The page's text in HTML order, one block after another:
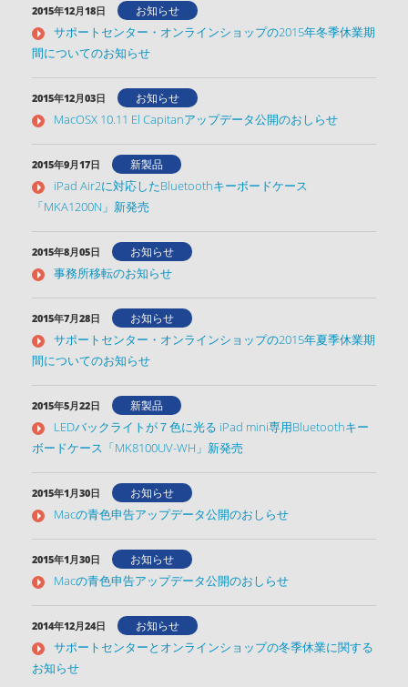
2015年12月18日 お知らせ
サポートセンター・オンラインショップの2015年冬季休業期
間についてのお知らせ
2015年12月03日 お知らせ
MacOSX 10.11 El Capitanアップデータ公開のおしらせ
2015年9月17日 新製品
iPad Air2に対応したBluetoothキーボードケース
「MKA1200N」新発売
2015年8月05日 お知らせ
事務所移転のお知らせ
2015年7月28日 お知らせ
サポートセンター・オンラインショップの2015年夏季休業期
間についてのお知らせ
2015年5月22日 新製品
LEDバックライトが７色に光る iPad mini専用Bluetoothキー
ボードケース「MK8100UV-WH」新発売
2015年1月30日 お知らせ
Macの青色申告アップデータ公開のおしらせ
2015年1月30日 お知らせ
Macの青色申告アップデータ公開のおしらせ
2014年12月24日 お知らせ
サポートセンターとオンラインショップの冬季休業に関する
お知らせ